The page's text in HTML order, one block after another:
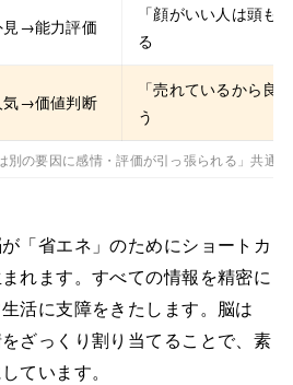
見→能力評価
「顔がいい人は頭も
る
気→価値判断
「売れているから良
う
別の要因に感情・評価が引っ張られる」共通
「省エネ」のためにショートカ
れます。すべての情報を精密に
活に支障をきたします。脳は
ざっくり割り当てることで、素
ています。